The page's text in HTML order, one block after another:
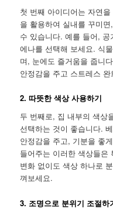
첫 번째 아이디어는 자연
을 활용하여 실내를 꾸미
수 있습니다. 예를 들어,
에나를 선택해 보세요. 식
며, 눈에도 즐거움을 줍니
안정감을 주고 스트레스
2. 따뜻한 색상 사용하기
두 번째로, 집 내부의 색상
선택하는 것이 좋습니다.
안정감을 주고, 기분을 좋
들어주는 이러한 색상들은
변화 없이도 색상 하나로
껴보세요.
3. 조명으로 분위기 조절하